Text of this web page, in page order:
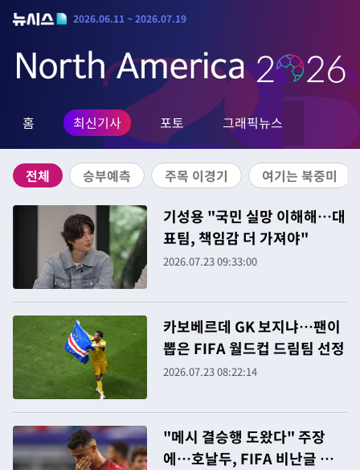
2026.06.11 ~ 2026.07.19
홈 최신기사 포토 그래픽뉴스
전체 승부예측 주목 이경기 여기는 북중미
기성용 "국민 실망 이해해…대
표팀, 책임감 더 가져야"
2026.07.23 09:33:00
카보베르데 GK 보지냐…팬이
뽑은 FIFA 월드컵 드림팀 선정
2026.07.23 08:22:14
"메시 결승행 도왔다" 주장
에…호날두, FIFA 비난글 좋